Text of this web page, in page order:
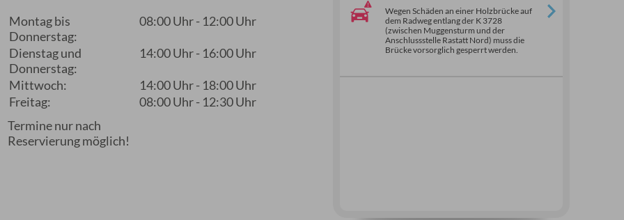
Montag bis
Donnerstag:
08:00 Uhr - 12:00 Uhr
Dienstag und
Donnerstag:
14:00 Uhr - 16:00 Uhr
Mittwoch:
14:00 Uhr - 18:00 Uhr
Freitag:
08:00 Uhr - 12:30 Uhr
Termine nur nach
Reservierung möglich!
Wegen Schäden an einer Holzbrücke auf
dem Radweg entlang der K 3728
(zwischen Muggensturm und der
Anschlussstelle Rastatt Nord) muss die
Brücke vorsorglich gesperrt werden.